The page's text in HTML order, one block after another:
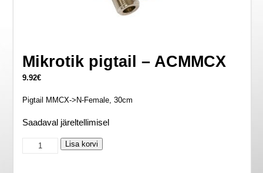
Mikrotik pigtail – ACMMCX
9.92€
Pigtail MMCX->N-Female, 30cm
Saadaval järeltellimisel
Mikrotik
Lisa korvi